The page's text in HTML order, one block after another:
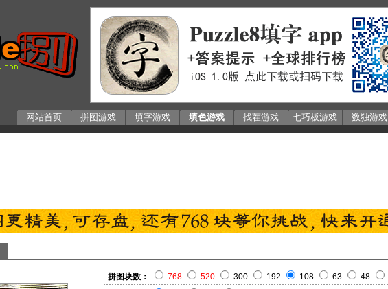
网站首页 拼图游戏 填字游戏 填色游戏 找茬游戏 七巧板游戏 数独游戏
拼图块数： 768 520 300 192 108 63 48